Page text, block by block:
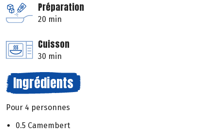
Préparation
20 min
Cuisson
30 min
Ingrédients
Pour 4 personnes
0.5 Camembert